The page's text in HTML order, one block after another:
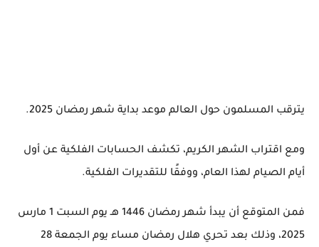
يترقب المسلمون حول العالم موعد بداية شهر رمضان 2025.
ومع اقتراب الشهر الكريم، تكشف الحسابات الفلكية عن أول
أيام الصيام لهذا العام، ووفقًا للتقديرات الفلكية.
فمن المتوقع أن يبدأ شهر رمضان 1446 هـ يوم السبت 1 مارس
2025، وذلك بعد تحري هلال رمضان مساء يوم الجمعة 28